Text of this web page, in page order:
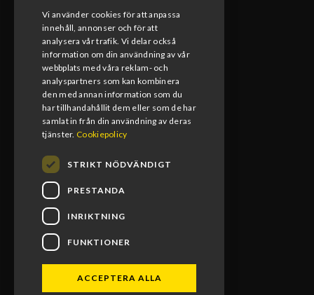
Måndag-Fredag
08:00-17:00
Lunchstängt
12:00-13:00
BLOMS MX RACING 2026. ALL RIGHTS RESERVED.
Vi använder cookies för att anpassa
innehåll, annonser och för att
analysera vår trafik. Vi delar också
information om din användning av vår
webbplats med våra reklam- och
analyspartners som kan kombinera
den med annan information som du
har tillhandahållit dem eller som de har
samlat in från din användning av deras
tjänster. Cookiepolicy
STRIKT NÖDVÄNDIGT
PRESTANDA
INRIKTNING
FUNKTIONER
ACCEPTERA ALLA